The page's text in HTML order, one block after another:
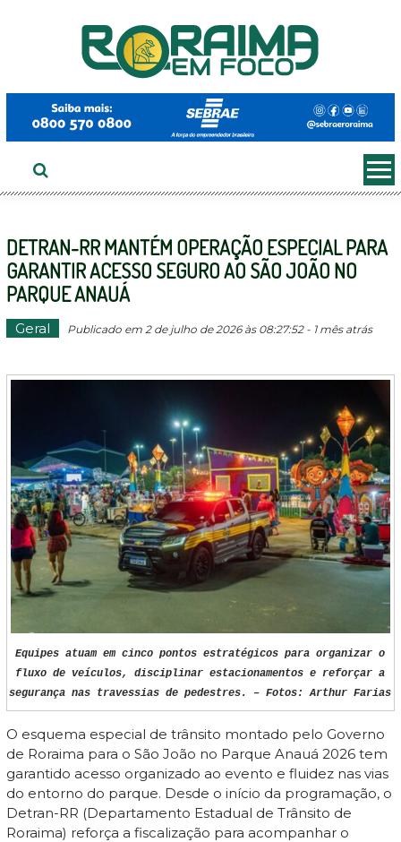
DETRAN-RR MANTÉM OPERAÇÃO ESPECIAL PARA
GARANTIR ACESSO SEGURO AO SÃO JOÃO NO
PARQUE ANAUÁ
Geral Publicado em 2 de julho de 2026 às 08:27:52 - 1 mês atrás
Equipes atuam em cinco pontos estratégicos para organizar o
fluxo de veículos, disciplinar estacionamentos e reforçar a
segurança nas travessias de pedestres. – Fotos: Arthur Farias
O esquema especial de trânsito montado pelo Governo
de Roraima para o São João no Parque Anauá 2026 tem
garantido acesso organizado ao evento e fluidez nas vias
do entorno do parque. Desde o início da programação, o
Detran-RR (Departamento Estadual de Trânsito de
Roraima) reforça a fiscalização para acompanhar o